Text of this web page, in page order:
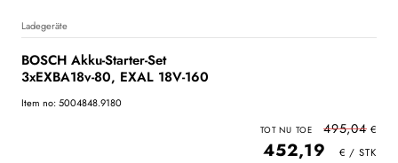
Ladegeräte
BOSCH Akku-Starter-Set
3xEXBA18v-80, EXAL 18V-160
Item no: 5004848.9180
495,04
452,19